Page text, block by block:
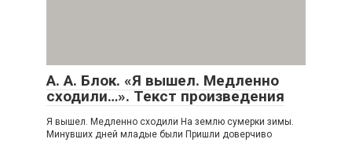
А. А. Блок. «Я вышел. Медленно
сходили…». Текст произведения
Я вышел. Медленно сходили На землю сумерки зимы.
Минувших дней младые были Пришли доверчиво